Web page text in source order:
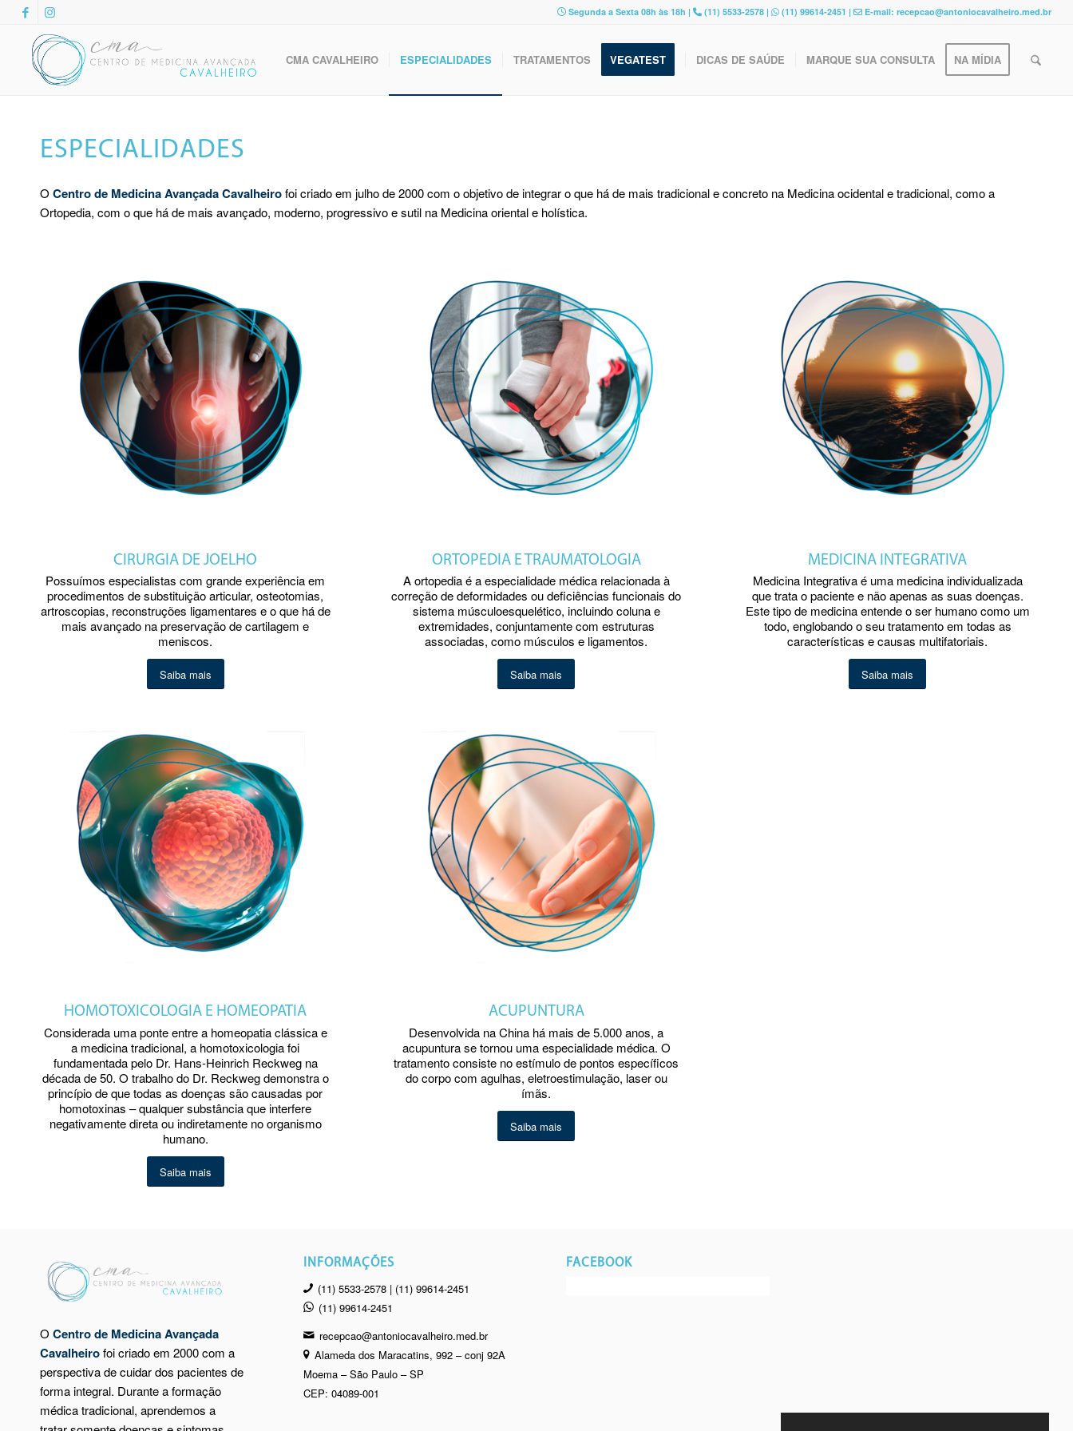
Segunda a Sexta 08h às 18h | (11) 5533-2578 | (11) 99614-2451 | E-mail: recepcao@antoniocavalheiro.med.br
CMA CAVALHEIRO ESPECIALIDADES TRATAMENTOS VEGATEST DICAS DE SAÚDE MARQUE SUA CONSULTA NA MÍDIA
ESPECIALIDADES
O Centro de Medicina Avançada Cavalheirofoi criado em julho de 2000 com o objetivo de integrar o que há de mais tradicional e concreto na Medicina ocidental e tradicional, como a
Ortopedia, com o que há de mais avançado, moderno, progressivo e sutil na Medicina oriental e holística.
CIRURGIA DE JOELHO
Possuímos especialistas com grande experiência em
procedimentos de substituição articular, osteotomias,
artroscopias, reconstruções ligamentares e o que há de
mais avançado na preservação de cartilagem e
meniscos.
Saiba mais
ORTOPEDIA E TRAUMATOLOGIA
A ortopedia é a especialidade médica relacionada à
correção de deformidades ou deficiências funcionais do
sistema músculoesquelético, incluindo coluna e
extremidades, conjuntamente com estruturas
associadas, como músculos e ligamentos.
Saiba mais
MEDICINA INTEGRATIVA
Medicina Integrativa é uma medicina individualizada
que trata o paciente e não apenas as suas doenças.
Este tipo de medicina entende o ser humano como um
todo, englobando o seu tratamento em todas as
características e causas multifatoriais.
Saiba mais
HOMOTOXICOLOGIA E HOMEOPATIA
Considerada uma ponte entre a homeopatia clássica e
a medicina tradicional, a homotoxicologia foi
fundamentada pelo Dr. Hans-Heinrich Reckweg na
década de 50. O trabalho do Dr. Reckweg demonstra o
princípio de que todas as doenças são causadas por
homotoxinas – qualquer substância que interfere
negativamente direta ou indiretamente no organismo
humano.
Saiba mais
ACUPUNTURA
Desenvolvida na China há mais de 5.000 anos, a
acupuntura se tornou uma especialidade médica. O
tratamento consiste no estímulo de pontos específicos
do corpo com agulhas, eletroestimulação, laser ou
ímãs.
Saiba mais
O Centro de Medicina Avançada
Cavalheirofoi criado em 2000 com a
perspectiva de cuidar dos pacientes de
forma integral. Durante a formação
médica tradicional, aprendemos a
INFORMAÇÕES
(11) 5533-2578 | (11) 99614-2451
(11) 99614-2451
recepcao@antoniocavalheiro.med.br
Alameda dos Maracatins, 992 – conj 92A
Moema – São Paulo – SP
CEP: 04089-001
FACEBOOK